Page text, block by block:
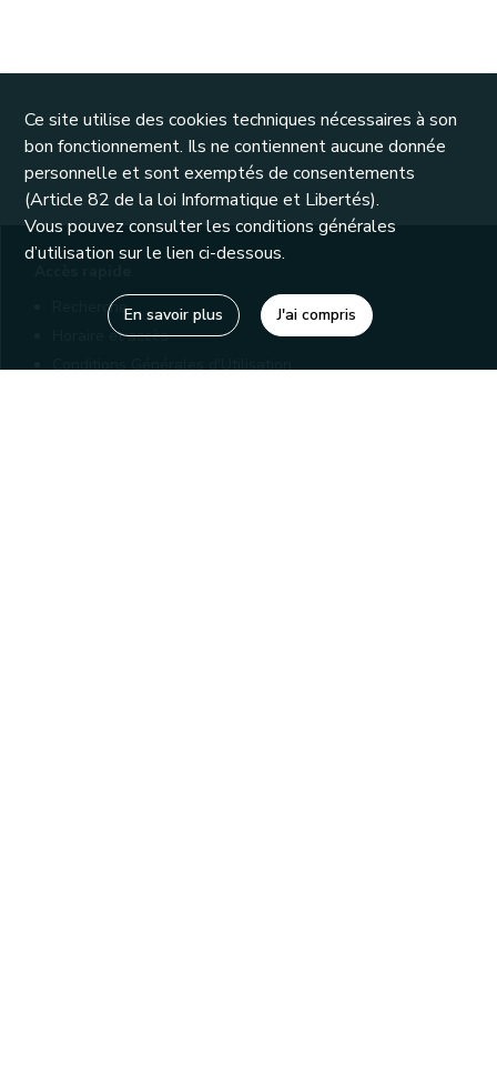
Recherche
Horaire et accès
Conditions Générales d'Utilisation
Ce site utilise des cookies techniques nécessaires à son
bon fonctionnement. Ils ne contiennent aucune donnée
personnelle et sont exemptés de consentements
(Article 82 de la loi Informatique et Libertés).
Vous pouvez consulter les conditions générales
d’utilisation sur le lien ci-dessous.
En savoir plus J'ai compris